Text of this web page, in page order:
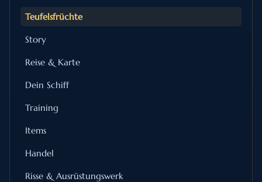
Teufelsfrüchte
Story
Reise & Karte
Dein Schiff
Training
Items
Handel
Risse & Ausrüstungswerk